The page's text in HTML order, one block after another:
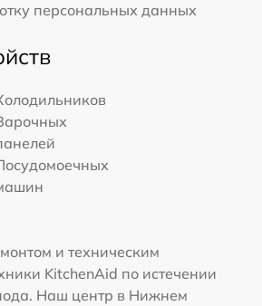
персональных данных
и техническим
KitchenAid по истечении
Наш центр в Нижнем